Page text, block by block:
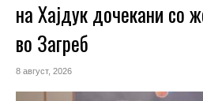
на Хајдук дочекани со
во Загреб
8 август, 2026